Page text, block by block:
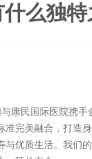
么独特
康民国际医院携手
准完美融合，打造
与优质生活。我们